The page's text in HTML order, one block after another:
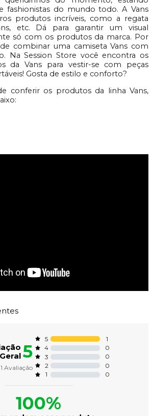
fashionistas do mundo todo. A Vans
produtos incríveis, como a regata
etc. Dá para garantir um visual
só com os produtos da marca. Por
combinar uma camiseta Vans com
Na Session Store você encontra os
da Vans para vestir-se com peças
Gosta de estilo e conforto?
conferir os produtos da linha Vans,
Geral5
1 Avaliação
5
1
4
0
3
0
2
0
1
0
100%